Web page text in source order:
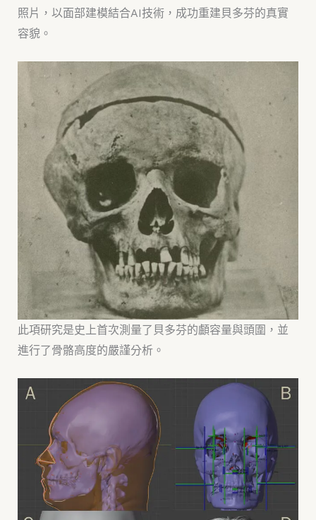
照片，以面部建模結合AI技術，成功重建貝多芬的真實
容貌。
此項研究是史上首次測量了貝多芬的顱容量與頭圍，並
進行了骨骼高度的嚴謹分析。